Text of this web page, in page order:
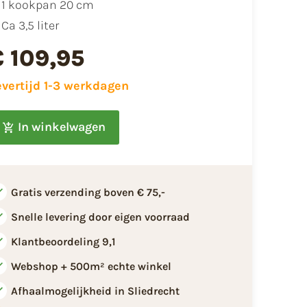
1 kookpan 20 cm
Ca 3,5 liter
109,95
1-3 werkdagen
In winkelwagen
Gratis verzending boven € 75,-
Snelle levering door eigen voorraad
Klantbeoordeling 9,1
Webshop + 500m² echte winkel
Afhaalmogelijkheid in Sliedrecht